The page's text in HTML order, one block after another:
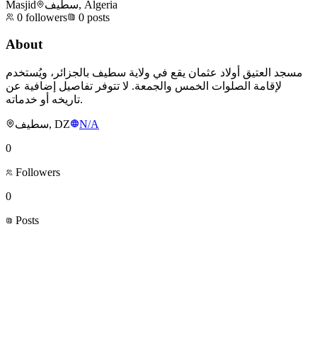
Masjid
سطيف, Algeria
0 followers 0 posts
About
مسجد العتيق أولاد عثمان يقع في ولاية سطيف بالجزائر، ويُستخدم
لإقامة الصلوات الخمس والجمعة. لا تتوفر تفاصيل إضافية عن
تاريخه أو خدماته.
سطيف, DZ
N/A
0
Followers
0
Posts